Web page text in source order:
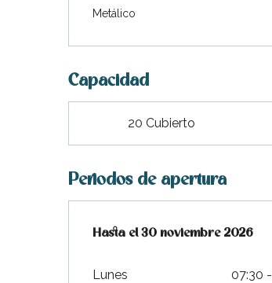
Metálico
Capacidad
20 Cubierto
Periodos de apertura
Del13 marzo 2026al30
Hasta el30 noviembre 2026
Lunes 07:30